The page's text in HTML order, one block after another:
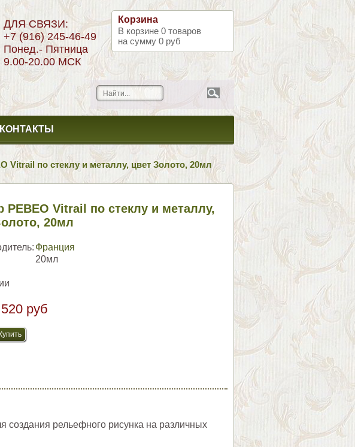
Корзина
В корзине 0 товаров
на сумму 0 руб
ДЛЯ СВЯЗИ:
+7 (916) 245-46-49
Понед.- Пятница
9.00-20.00 МСК
КОНТАКТЫ
Vitrail по стеклу и металлу, цвет Золото, 20мл
PEBEO Vitrail по стеклу и металлу,
20мл
Франция
20мл
520 руб
создания рельефного рисунка на различных